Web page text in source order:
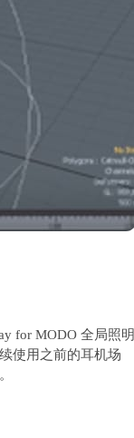
for MODO 全局照明
使用之前的耳机场